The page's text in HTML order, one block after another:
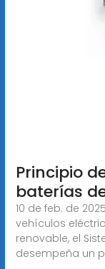
Principio
baterías
10 de feb. de
vehículos
renovable, el
desempeña un